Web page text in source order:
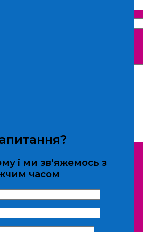
не передаються третім особам
і ми зв'яжемось з
часом